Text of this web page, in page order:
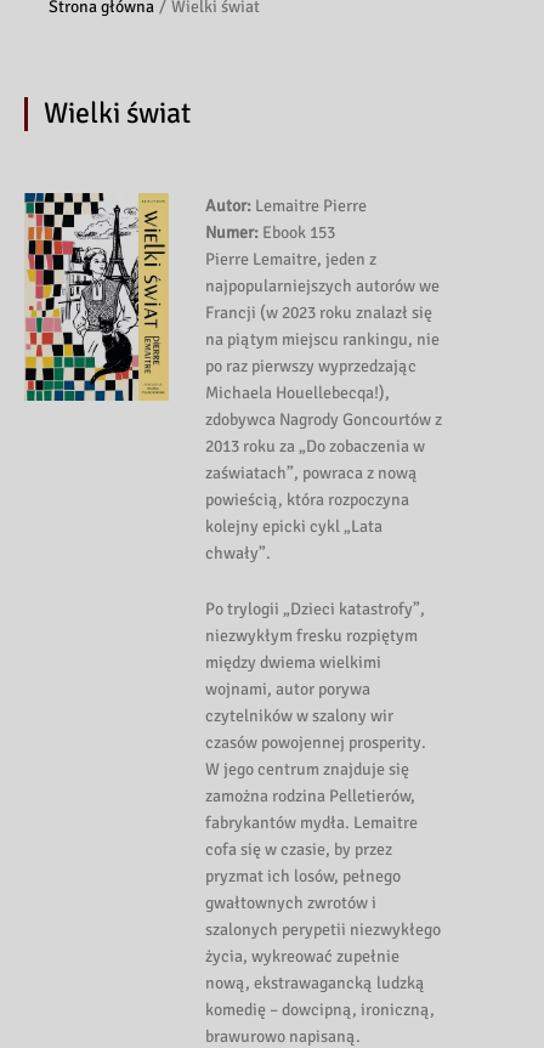
Strona główna Wielki świat
Wielki świat
Autor: Lemaitre Pierre
Numer: Ebook 153
Pierre Lemaitre, jeden z
najpopularniejszych autorów we
Francji (w 2023 roku znalazł się
na piątym miejscu rankingu, nie
po raz pierwszy wyprzedzając
Michaela Houellebecqa!),
zdobywca Nagrody Goncourtów z
2013 roku za „Do zobaczenia w
zaświatach”, powraca z nową
powieścią, która rozpoczyna
kolejny epicki cykl „Lata
chwały”.
Po trylogii „Dzieci katastrofy”,
niezwykłym fresku rozpiętym
między dwiema wielkimi
wojnami, autor porywa
czytelników w szalony wir
czasów powojennej prosperity.
W jego centrum znajduje się
zamożna rodzina Pelletierów,
fabrykantów mydła. Lemaitre
cofa się w czasie, by przez
pryzmat ich losów, pełnego
gwałtownych zwrotów i
szalonych perypetii niezwykłego
życia, wykreować zupełnie
nową, ekstrawagancką ludzką
komedię – dowcipną, ironiczną,
brawurowo napisaną.